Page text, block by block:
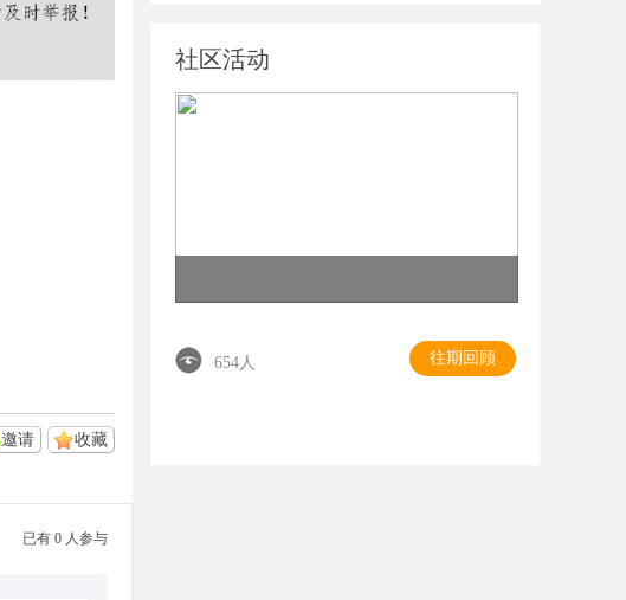
收藏
邀请
已有 0 人参与
社区活动
654人 往期回顾